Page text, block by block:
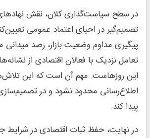
در سطح سیاست‌گذاری کلان، نقش
تصمیم‌گیر در احیای اعتماد عمومی
پیگیری مداوم وضعیت بازار، رصد
تعامل نزدیک با فعالان اقتصادی از
این روزهاست. مهم آن است که این
اطلاع‌رسانی محدود نشود و در
پیدا کند.
در نهایت، حفظ ثبات اقتصادی در شرایط